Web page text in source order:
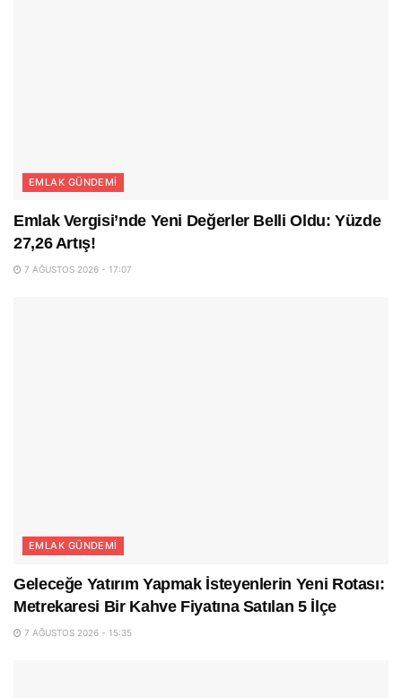
EMLAK GÜNDEMI
Emlak Vergisi’nde Yeni Değerler Belli Oldu: Yüzde
27,26 Artış!
7 AĞUSTOS 2026 - 17:07
EMLAK GÜNDEMI
Geleceğe Yatırım Yapmak İsteyenlerin Yeni Rotası:
Metrekaresi Bir Kahve Fiyatına Satılan 5 İlçe
7 AĞUSTOS 2026 - 15:35